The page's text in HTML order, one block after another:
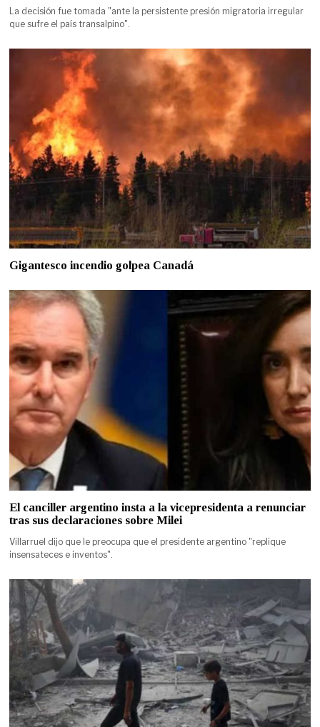
La decisión fue tomada "ante la persistente presión migratoria irregular
que sufre el país transalpino".
Gigantesco incendio golpea Canadá
El canciller argentino insta a la vicepresidenta a renunciar
tras sus declaraciones sobre Milei
Villarruel dijo que le preocupa que el presidente argentino "replique
insensateces e inventos".